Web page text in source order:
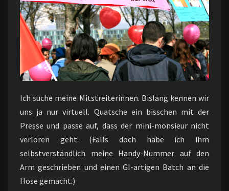
Ich suche meine Mitstreiterinnen. Bislang kennen wir
uns ja nur virtuell. Quatsche ein bisschen mit der
Presse und passe auf, dass der mini-monsieur nicht
verloren geht. (Falls doch habe ich ihm
selbstverständlich meine Handy-Nummer auf den
Arm geschrieben und einen GI-artigen Batch an die
Hose gemacht.)